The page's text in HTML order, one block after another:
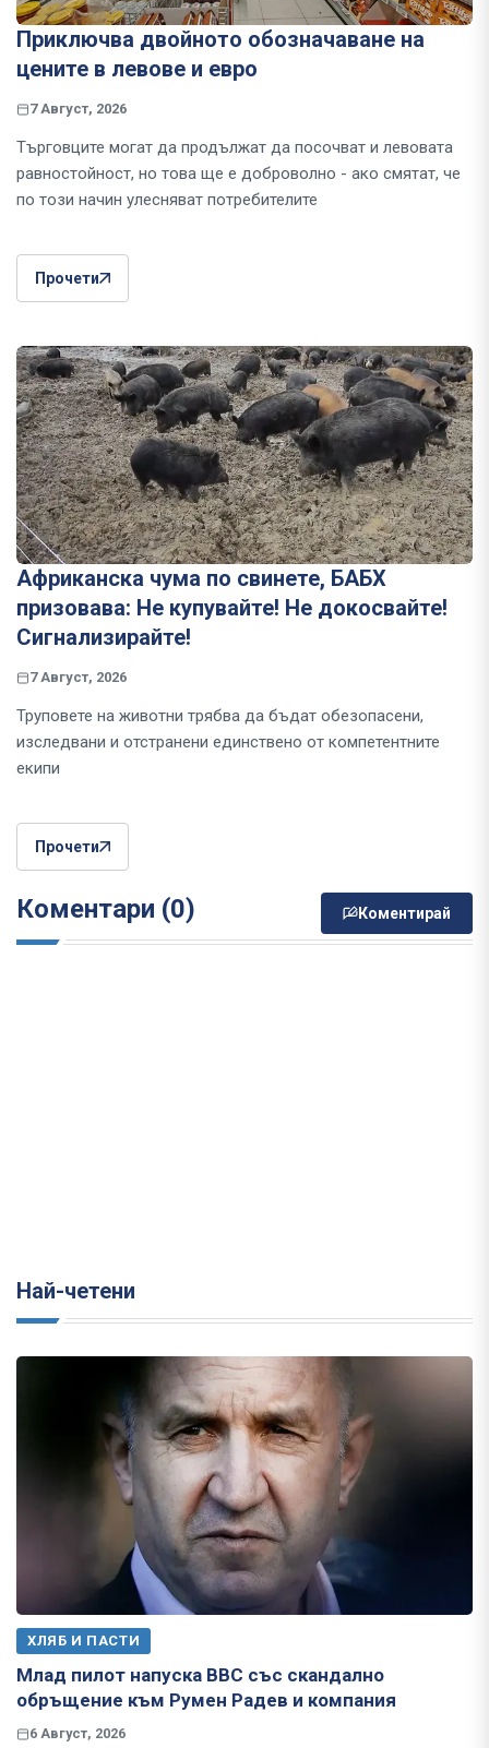
Приключва двойното обозначаване на
цените в левове и евро
7 Август, 2026
Търговците могат да продължат да посочват и левовата
равностойност, но това ще е доброволно - ако смятат, че
по този начин улесняват потребителите
Прочети
Африканска чума по свинете, БАБХ
призовава: Не купувайте! Не докосвайте!
Сигнализирайте!
7 Август, 2026
Труповете на животни трябва да бъдат обезопасени,
изследвани и отстранени единствено от компетентните
екипи
Прочети
Коментари (0) Коментирай
Най-четени
ХЛЯБ И ПАСТИ
Млад пилот напуска ВВС със скандално
обръщение към Румен Радев и компания
6 Август, 2026